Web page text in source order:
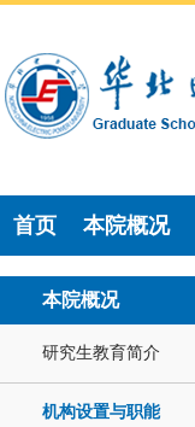
首页 本院概况
本院概况
研究生教育简介
机构设置与职能